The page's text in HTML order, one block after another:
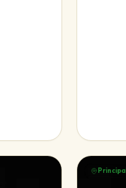
Principal